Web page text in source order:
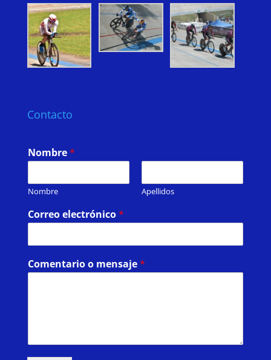
Contacto
Nombre*
Nombre Apellidos
Correo electrónico*
Comentario o mensaje*